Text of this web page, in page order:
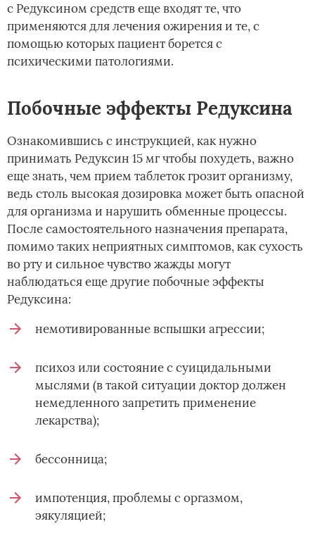
с Редуксином средств еще входят те, что
применяются для лечения ожирения и те, с
помощью которых пациент борется с
психическими патологиями.
Побочные эффекты Редуксина
Ознакомившись с инструкцией, как нужно
принимать Редуксин 15 мг чтобы похудеть, важно
еще знать, чем прием таблеток грозит организму,
ведь столь высокая дозировка может быть опасной
для организма и нарушить обменные процессы.
После самостоятельного назначения препарата,
помимо таких неприятных симптомов, как сухость
во рту и сильное чувство жажды могут
наблюдаться еще другие побочные эффекты
Редуксина:
немотивированные вспышки агрессии;
психоз или состояние с суицидальными
мыслями (в такой ситуации доктор должен
немедленного запретить применение
лекарства);
бессонница;
импотенция, проблемы с оргазмом,
эякуляцией;